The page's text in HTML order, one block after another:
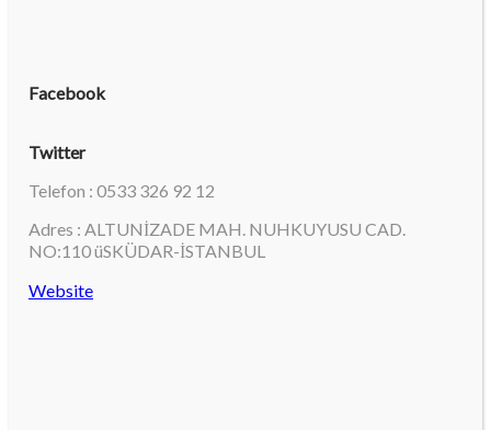
Facebook
Twitter
Telefon : 0533 326 92 12
Adres : ALTUNİZADE MAH. NUHKUYUSU CAD.
NO:110 üSKÜDAR-İSTANBUL
Website